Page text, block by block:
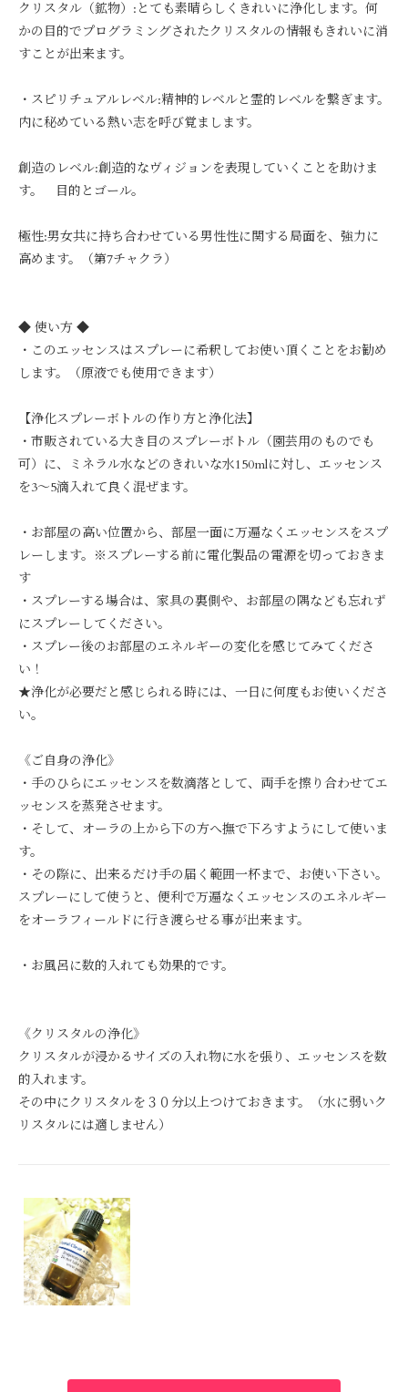
クリスタル（鉱物）:とても素晴らしくきれいに浄化します。何
かの目的でプログラミングされたクリスタルの情報もきれいに消
すことが出来ます。
・スピリチュアルレベル:精神的レベルと霊的レベルを繋ぎます。
内に秘めている熱い志を呼び覚まします。
創造のレベル:創造的なヴィジョンを表現していくことを助けま
す。 目的とゴール。
極性:男女共に持ち合わせている男性性に関する局面を、強力に
高めます。（第7チャクラ）
◆ 使い方 ◆
・このエッセンスはスプレーに希釈してお使い頂くことをお勧め
します。（原液でも使用できます）
【浄化スプレーボトルの作り方と浄化法】
・市販されている大き目のスプレーボトル（園芸用のものでも
可）に、ミネラル水などのきれいな水150mlに対し、エッセンス
を3～5滴入れて良く混ぜます。
・お部屋の高い位置から、部屋一面に万遍なくエッセンスをスプ
レーします。※スプレーする前に電化製品の電源を切っておきま
す
・スプレーする場合は、家具の裏側や、お部屋の隅なども忘れず
にスプレーしてください。
・スプレー後のお部屋のエネルギーの変化を感じてみてくださ
い！
★浄化が必要だと感じられる時には、一日に何度もお使いくださ
い。
《ご自身の浄化》
・手のひらにエッセンスを数滴落として、両手を擦り合わせてエ
ッセンスを蒸発させます。
・そして、オーラの上から下の方へ撫で下ろすようにして使いま
す。
・その際に、出来るだけ手の届く範囲一杯まで、お使い下さい。
スプレーにして使うと、便利で万遍なくエッセンスのエネルギー
をオーラフィールドに行き渡らせる事が出来ます。
・お風呂に数的入れても効果的です。
《クリスタルの浄化》
クリスタルが浸かるサイズの入れ物に水を張り、エッセンスを数
的入れます。
その中にクリスタルを３０分以上つけておきます。（水に弱いク
リスタルには適しません）